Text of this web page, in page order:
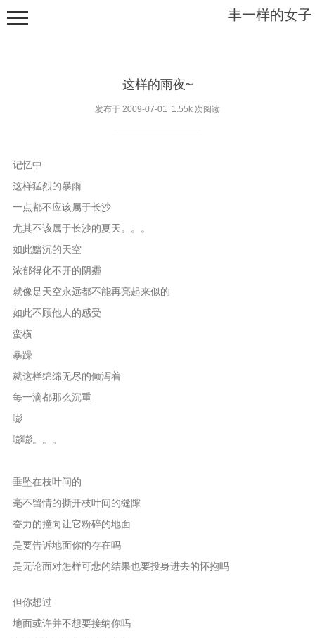
这样的雨夜~
发布于 2009-07-01 1.55k 次阅读
记忆中
这样猛烈的暴雨
一点都不应该属于长沙
尤其不该属于长沙的夏天。。。
如此黯沉的天空
浓郁得化不开的阴霾
就像是天空永远都不能再亮起来似的
如此不顾他人的感受
蛮横
暴躁
就这样绵绵无尽的倾泻着
每一滴都那么沉重
嘭
嘭嘭。。。
垂坠在枝叶间的
毫不留情的撕开枝叶间的缝隙
奋力的撞向让它粉碎的地面
是要告诉地面你的存在吗
是无论面对怎样可悲的结果也要投身进去的怀抱吗
但你想过
地面或许并不想要接纳你吗
丰一样的女子
枝之稳安
藤之绵缠
叶之飘零
乱草丛生